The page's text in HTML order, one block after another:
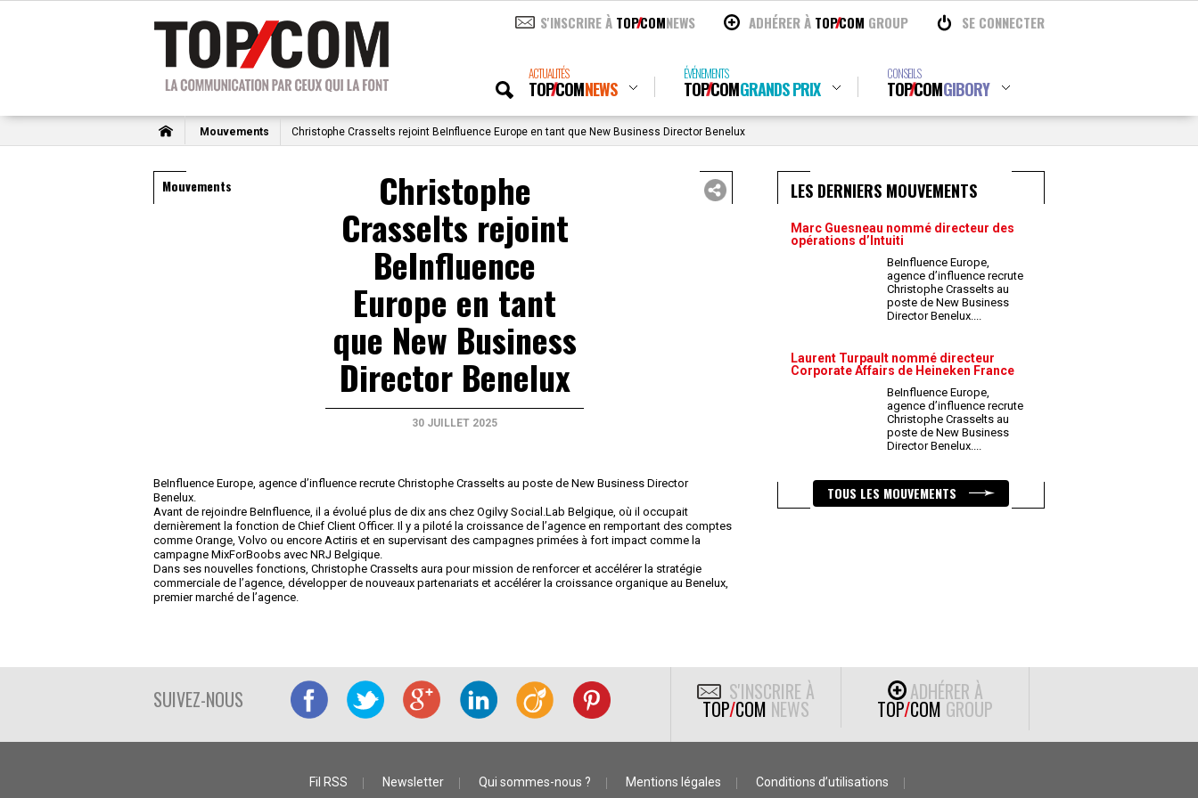
S'INSCRIRE À TOPCOMNEWS ADHÉRER À TOPCOM GROUP SE CONNECTER
ACTUALITÉS
TOPCOMNEWS
ÉVÉNEMENTS
TOPCOMGRANDS PRIX
CONSEILS
TOPCOMGIBORY
Mouvements Christophe Crasselts rejoint BeInfluence Europe en tant que New Business Director Benelux
Mouvements Christophe
Crasselts rejoint
BeInfluence
Europe en tant
que New Business
Director Benelux
30 JUILLET 2025
BeInfluence Europe, agence d’influence recrute Christophe Crasselts au poste de New Business Director
Benelux.
Avant de rejoindre BeInfluence, il a évolué plus de dix ans chez Ogilvy Social.Lab Belgique, où il occupait
dernièrement la fonction de Chief Client Officer. Il y a piloté la croissance de l’agence en remportant des comptes
comme Orange, Volvo ou encore Actiris et en supervisant des campagnes primées à fort impact comme la
campagne MixForBoobs avec NRJ Belgique.
Dans ses nouvelles fonctions, Christophe Crasselts aura pour mission de renforcer et accélérer la stratégie
commerciale de l’agence, développer de nouveaux partenariats et accélérer la croissance organique au Benelux,
premier marché de l’agence.
LES DERNIERS MOUVEMENTS
Marc Guesneau nommé directeur des
opérations d’Intuiti
BeInfluence Europe,
agence d’influence recrute
Christophe Crasselts au
poste de New Business
Director Benelux....
Laurent Turpault nommé directeur
Corporate Affairs de Heineken France
BeInfluence Europe,
agence d’influence recrute
Christophe Crasselts au
poste de New Business
Director Benelux....
TOUS LES MOUVEMENTS
SUIVEZ-NOUS S'INSCRIRE À
TOP/COM NEWS
ADHÉRER À
TOP/COM GROUP
Fil RSS Newsletter Qui sommes-nous ? Mentions légales Conditions d’utilisations